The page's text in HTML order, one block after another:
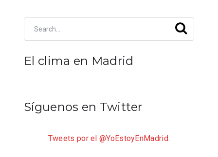
El clima en Madrid
Síguenos en Twitter
Tweets por el @YoEstoyEnMadrid.